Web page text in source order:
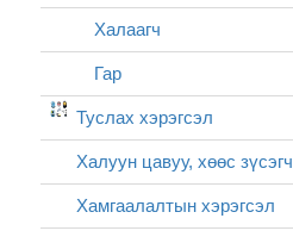
Халаагч
Гар
Туслах хэрэгсэл
Халуун цавуу, хөөс зүсэгч
Хамгаалалтын хэрэгсэл